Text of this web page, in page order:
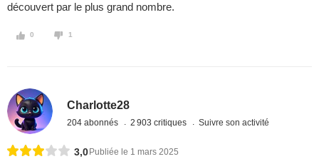
découvert par le plus grand nombre.
0 1
Charlotte28
204 abonnés 2 903 critiques Suivre son activité
3,0 Publiée le 1 mars 2025